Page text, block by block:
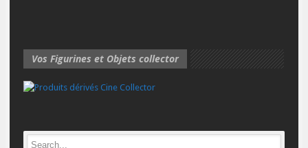
Vos Figurines et Objets collector